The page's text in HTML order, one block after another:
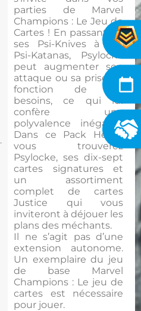
parties de Marvel
Champions : Le Jeu de
Cartes ! En passant de
ses Psi-Knives à ses
Psi-Katanas, Psylocke
peut augmenter son
attaque ou sa prise en
fonction de ses
besoins, ce qui lui
confère une
polyvalence inégalée.
Dans ce Pack Héros,
vous trouverez
Psylocke, ses dix-sept
cartes signatures et
un assortiment
complet de cartes
Justice qui vous
inviteront à déjouer les
plans des méchants.
Il ne s’agit pas d’une
extension autonome.
Un exemplaire du jeu
de base Marvel
Champions : Le jeu de
cartes est nécessaire
pour jouer.